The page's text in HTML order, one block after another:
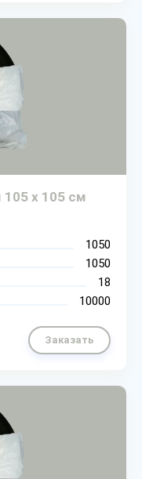
х 105 см
1050
1050
18
10000
Заказать